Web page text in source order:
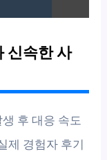
신속한 사
후 대응 속도
제 경험자 후기